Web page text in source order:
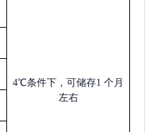
4℃条件下，可储存1 个月
左右